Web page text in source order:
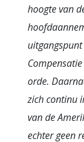
hoogte van
orde.
zich continu
van de
echter geen